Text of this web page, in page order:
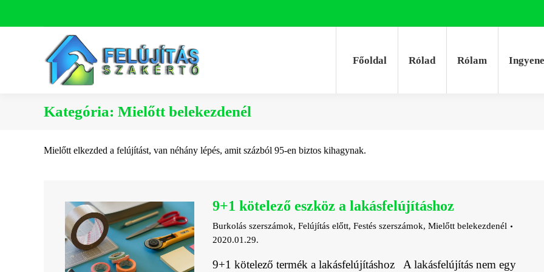
Főoldal Rólad Rólam
Kategória: Mielőtt belekezdenél
Mielőtt elkezded a felújítást, van néhány lépés, amit százból 95-en biztos kihagynak.
9+1 kötelező eszköz a lakásfelújításhoz
Burkolás szerszámok, Felújítás előtt, Festés szerszámok, Mielőtt belekezdenél
2020.01.29.
9+1 kötelező termék a lakásfelújításhoz A lakásfelújítás nem egy